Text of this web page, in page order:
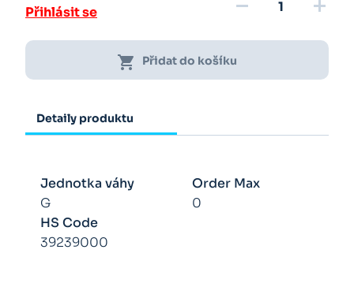
Přihlásit se remove add
shopping_cart Přidat do košíku
Detaily produktu
Jednotka váhy
G
Order Max
0
HS Code
39239000